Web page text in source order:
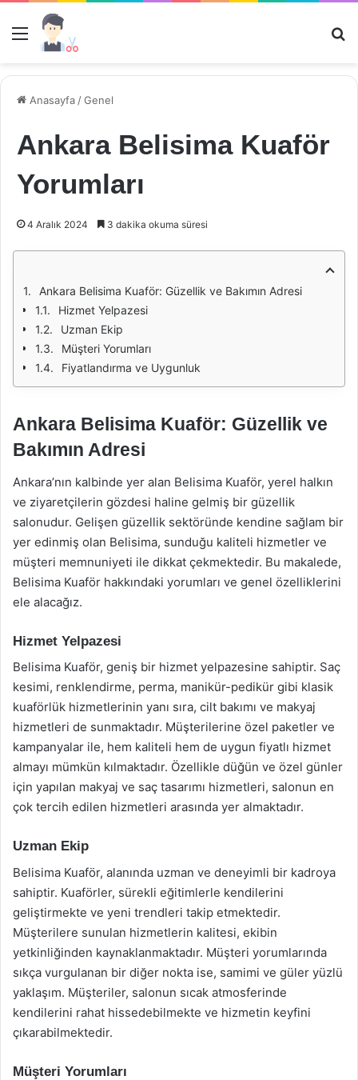
Menü
Anasayfa /Genel
Ankara Belisima Kuaför
Yorumları
4 Aralık 2024 3 dakika okuma süresi
Ankara Belisima Kuaför: Güzellik ve Bakımın Adresi
Hizmet Yelpazesi
Uzman Ekip
Müşteri Yorumları
Fiyatlandırma ve Uygunluk
Ankara Belisima Kuaför: Güzellik ve
Bakımın Adresi
Ankara’nın kalbinde yer alan Belisima Kuaför, yerel halkın
ve ziyaretçilerin gözdesi haline gelmiş bir güzellik
salonudur. Gelişen güzellik sektöründe kendine sağlam bir
yer edinmiş olan Belisima, sunduğu kaliteli hizmetler ve
müşteri memnuniyeti ile dikkat çekmektedir. Bu makalede,
Belisima Kuaför hakkındaki yorumları ve genel özelliklerini
ele alacağız.
Hizmet Yelpazesi
Belisima Kuaför, geniş bir hizmet yelpazesine sahiptir. Saç
kesimi, renklendirme, perma, manikür-pedikür gibi klasik
kuaförlük hizmetlerinin yanı sıra, cilt bakımı ve makyaj
hizmetleri de sunmaktadır. Müşterilerine özel paketler ve
kampanyalar ile, hem kaliteli hem de uygun fiyatlı hizmet
almayı mümkün kılmaktadır. Özellikle düğün ve özel günler
için yapılan makyaj ve saç tasarımı hizmetleri, salonun en
çok tercih edilen hizmetleri arasında yer almaktadır.
Uzman Ekip
Belisima Kuaför, alanında uzman ve deneyimli bir kadroya
sahiptir. Kuaförler, sürekli eğitimlerle kendilerini
geliştirmekte ve yeni trendleri takip etmektedir.
Müşterilere sunulan hizmetlerin kalitesi, ekibin
yetkinliğinden kaynaklanmaktadır. Müşteri yorumlarında
sıkça vurgulanan bir diğer nokta ise, samimi ve güler yüzlü
yaklaşım. Müşteriler, salonun sıcak atmosferinde
kendilerini rahat hissedebilmekte ve hizmetin keyfini
çıkarabilmektedir.
Müşteri Yorumları